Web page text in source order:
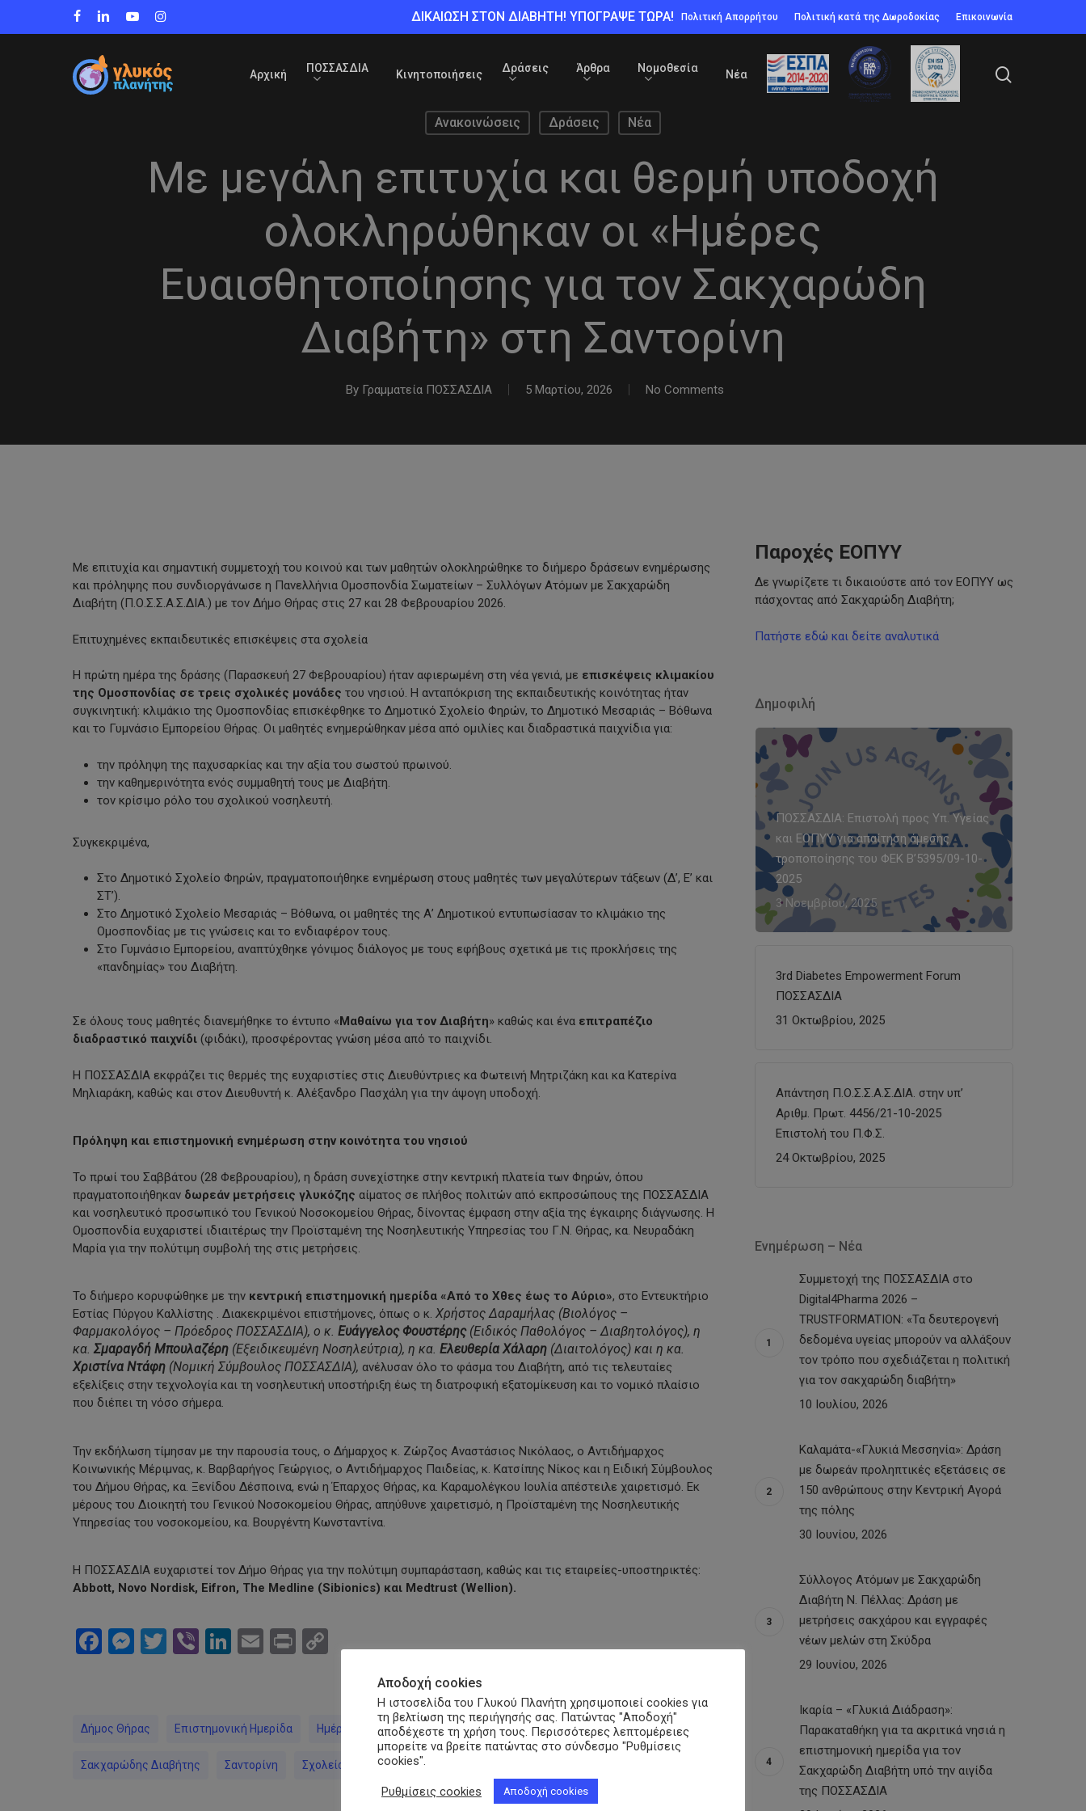
facebooklinkedinyoutubeinstagram ΔΙΚΑΙΩΣΗ ΣΤΟΝ ΔΙΑΒΗΤΗ! ΥΠΟΓΡΑΨΕ ΤΩΡΑ! Πολιτική Απορρήτου Πολιτική κατά της Δωροδοκίας Επικοινωνία
Αρχική
ΠΟΣΣΑΣΔΙΑ
Κινητοποιήσεις
Δράσεις Άρθρα Νομοθεσία
Νέα
Ανακοινώσεις Δράσεις Νέα
Με μεγάλη επιτυχία και θερμή υποδοχή
ολοκληρώθηκαν οι «Ημέρες
Ευαισθητοποίησης για τον Σακχαρώδη
Διαβήτη» στη Σαντορίνη
By Γραμματεία ΠΟΣΣΑΣΔΙΑ 5 Μαρτίου, 2026 No Comments
Με επιτυχία και σημαντική συμμετοχή του κοινού και των μαθητών ολοκληρώθηκε το διήμερο δράσεων ενημέρωσης
και πρόληψης που συνδιοργάνωσε η Πανελλήνια Ομοσπονδία Σωματείων – Συλλόγων Ατόμων με Σακχαρώδη
Διαβήτη (Π.Ο.Σ.Σ.Α.Σ.ΔΙΑ.) με τον Δήμο Θήρας στις 27 και 28 Φεβρουαρίου 2026.
Επιτυχημένες εκπαιδευτικές επισκέψεις στα σχολεία
Η πρώτη ημέρα της δράσης (Παρασκευή 27 Φεβρουαρίου) ήταν αφιερωμένη στη νέα γενιά, με επισκέψεις κλιμακίου
της Ομοσπονδίας σε τρεις σχολικές μονάδες του νησιού. Η ανταπόκριση της εκπαιδευτικής κοινότητας ήταν
συγκινητική: κλιμάκιο της Ομοσπονδίας επισκέφθηκε το Δημοτικό Σχολείο Φηρών, το Δημοτικό Μεσαριάς – Βόθωνα
και το Γυμνάσιο Εμπορείου Θήρας. Οι μαθητές ενημερώθηκαν μέσα από ομιλίες και διαδραστικά παιχνίδια για:
την πρόληψη της παχυσαρκίας και την αξία του σωστού πρωινού.
την καθημερινότητα ενός συμμαθητή τους με Διαβήτη.
τον κρίσιμο ρόλο του σχολικού νοσηλευτή.
Συγκεκριμένα,
Στο Δημοτικό Σχολείο Φηρών, πραγματοποιήθηκε ενημέρωση στους μαθητές των μεγαλύτερων τάξεων (Δ’, Ε’ και
ΣΤ’).
Στο Δημοτικό Σχολείο Μεσαριάς – Βόθωνα, οι μαθητές της Α’ Δημοτικού εντυπωσίασαν το κλιμάκιο της
Ομοσπονδίας με τις γνώσεις και το ενδιαφέρον τους.
Στο Γυμνάσιο Εμπορείου, αναπτύχθηκε γόνιμος διάλογος με τους εφήβους σχετικά με τις προκλήσεις της
«πανδημίας» του Διαβήτη.
Σε όλους τους μαθητές διανεμήθηκε το έντυπο «Μαθαίνω για τον Διαβήτη» καθώς και ένα επιτραπέζιο
διαδραστικό παιχνίδι (φιδάκι), προσφέροντας γνώση μέσα από το παιχνίδι.
Η ΠΟΣΣΑΣΔΙΑ εκφράζει τις θερμές της ευχαριστίες στις Διευθύντριες κα Φωτεινή Μητριζάκη και κα Κατερίνα
Μηλιαράκη, καθώς και στον Διευθυντή κ. Αλέξανδρο Πασχάλη για την άψογη υποδοχή.
Πρόληψη και επιστημονική ενημέρωση στην κοινότητα του νησιού
Το πρωί του Σαββάτου (28 Φεβρουαρίου), η δράση συνεχίστηκε στην κεντρική πλατεία των Φηρών, όπου
πραγματοποιήθηκαν δωρεάν μετρήσεις γλυκόζης αίματος σε πλήθος πολιτών από εκπροσώπους της ΠΟΣΣΑΣΔΙΑ
και νοσηλευτικό προσωπικό του Γενικού Νοσοκομείου Θήρας, δίνοντας έμφαση στην αξία της έγκαιρης διάγνωσης. Η
Ομοσπονδία ευχαριστεί ιδιαιτέρως την Προϊσταμένη της Νοσηλευτικής Υπηρεσίας του Γ.Ν. Θήρας, κα. Νευραδάκη
Μαρία για την πολύτιμη συμβολή της στις μετρήσεις.
Το διήμερο κορυφώθηκε με την κεντρική επιστημονική ημερίδα «Από το Χθες έως το Αύριο», στο Εντευκτήριο
Εστίας Πύργου Καλλίστης . Διακεκριμένοι επιστήμονες, όπως ο κ. Χρήστος Δαραμήλας (Βιολόγος –
Φαρμακολόγος – Πρόεδρος ΠΟΣΣΑΣΔΙΑ), ο κ. Ευάγγελος Φουστέρης(Ειδικός Παθολόγος – Διαβητολόγος), η
κα.Σμαραγδή Μπουλαζέρη (Εξειδικευμένη Νοσηλεύτρια), η κα. Ελευθερία Χάλαρη (Διαιτολόγος) και η κα.
Χριστίνα Ντάφη (Νομική Σύμβουλος ΠΟΣΣΑΣΔΙΑ), ανέλυσαν όλο το φάσμα του Διαβήτη, από τις τελευταίες
εξελίξεις στην τεχνολογία και τη νοσηλευτική υποστήριξη έως τη διατροφική εξατομίκευση και το νομικό πλαίσιο
που διέπει τη νόσο σήμερα.
Την εκδήλωση τίμησαν με την παρουσία τους, ο Δήμαρχος κ. Ζώρζος Αναστάσιος Νικόλαος, ο Αντιδήμαρχος
Κοινωνικής Μέριμνας, κ. Βαρβαρήγος Γεώργιος, ο Αντιδήμαρχος Παιδείας, κ. Κατσίπης Νίκος και η Ειδική Σύμβουλος
του Δήμου Θήρας, κα. Ξενίδου Δέσποινα, ενώ η Έπαρχος Θήρας, κα. Καραμολέγκου Ιουλία απέστειλε χαιρετισμό. Εκ
μέρους του Διοικητή του Γενικού Νοσοκομείου Θήρας, απηύθυνε χαιρετισμό, η Προϊσταμένη της Νοσηλευτικής
Υπηρεσίας του νοσοκομείου, κα. Βουργέντη Κωνσταντίνα.
Η ΠΟΣΣΑΣΔΙΑ ευχαριστεί τον Δήμο Θήρας για την πολύτιμη συμπαράσταση, καθώς και τις εταιρείες-υποστηρικτές:
Abbott, Novo Nordisk, Eifron, The Medline (Sibionics) και Medtrust (Wellion).
Facebook
Messenger
Twitter
ViberLinkedIn
Email
Print
Δήμος Θήρας Επιστημονική Ημερίδα Ημέρες Ευαισθητοποίησης Μετρήσεις Γλυκόζης ΠΟΣΣΑΣΔΙΑ
Σακχαρώδης Διαβήτης Σαντορίνη Σχολεία
Παροχές ΕΟΠΥΥ
Δε γνωρίζετε τι δικαιούστε από τον ΕΟΠΥΥ ως
πάσχοντας από Σακχαρώδη Διαβήτη;
Πατήστε εδώ και δείτε αναλυτικά
Δημοφιλή
ΠΟΣΣΑΣΔΙΑ: Επιστολή προς Υπ. Υγείας
και ΕΟΠΥΥ για απαίτηση άμεσης
τροποποίησης του ΦΕΚ Β’5395/09-10-
2025
3 Νοεμβρίου, 2025
3rd Diabetes Empowerment Forum
ΠΟΣΣΑΣΔΙΑ
31 Οκτωβρίου, 2025
Απάντηση Π.Ο.Σ.Σ.Α.Σ.ΔΙΑ. στην υπ’
Αριθμ. Πρωτ. 4456/21-10-2025
Επιστολή του Π.Φ.Σ.
24 Οκτωβρίου, 2025
Ενημέρωση – Νέα
Συμμετοχή της ΠΟΣΣΑΣΔΙΑ στο
Digital4Pharma 2026 –
TRUSTFORMATION: «Τα δευτερογενή
δεδομένα υγείας μπορούν να αλλάξουν
τον τρόπο που σχεδιάζεται η πολιτική
για τον σακχαρώδη διαβήτη»
10 Ιουλίου, 2026
Καλαμάτα-«Γλυκιά Μεσσηνία»: Δράση
με δωρεάν προληπτικές εξετάσεις σε
150 ανθρώπους στην Κεντρική Αγορά
της πόλης
30 Ιουνίου, 2026
Σύλλογος Ατόμων με Σακχαρώδη
Διαβήτη Ν. Πέλλας: Δράση με
μετρήσεις σακχάρου και εγγραφές
νέων μελών στη Σκύδρα
29 Ιουνίου, 2026
Ικαρία – «Γλυκιά Διάδραση»:
Παρακαταθήκη για τα ακριτικά νησιά η
επιστημονική ημερίδα για τον
Σακχαρώδη Διαβήτη υπό την αιγίδα
της ΠΟΣΣΑΣΔΙΑ
Αποδοχή cookies
Η ιστοσελίδα του Γλυκού Πλανήτη χρησιμοποιεί cookies για
τη βελτίωση της περιήγησής σας. Πατώντας "Αποδοχή"
αποδέχεστε τη χρήση τους. Περισσότερες λεπτομέρειες
μπορείτε να βρείτε πατώντας στο σύνδεσμο "Ρυθμίσεις
cookies".
Ρυθμίσεις cookies Αποδοχή cookies